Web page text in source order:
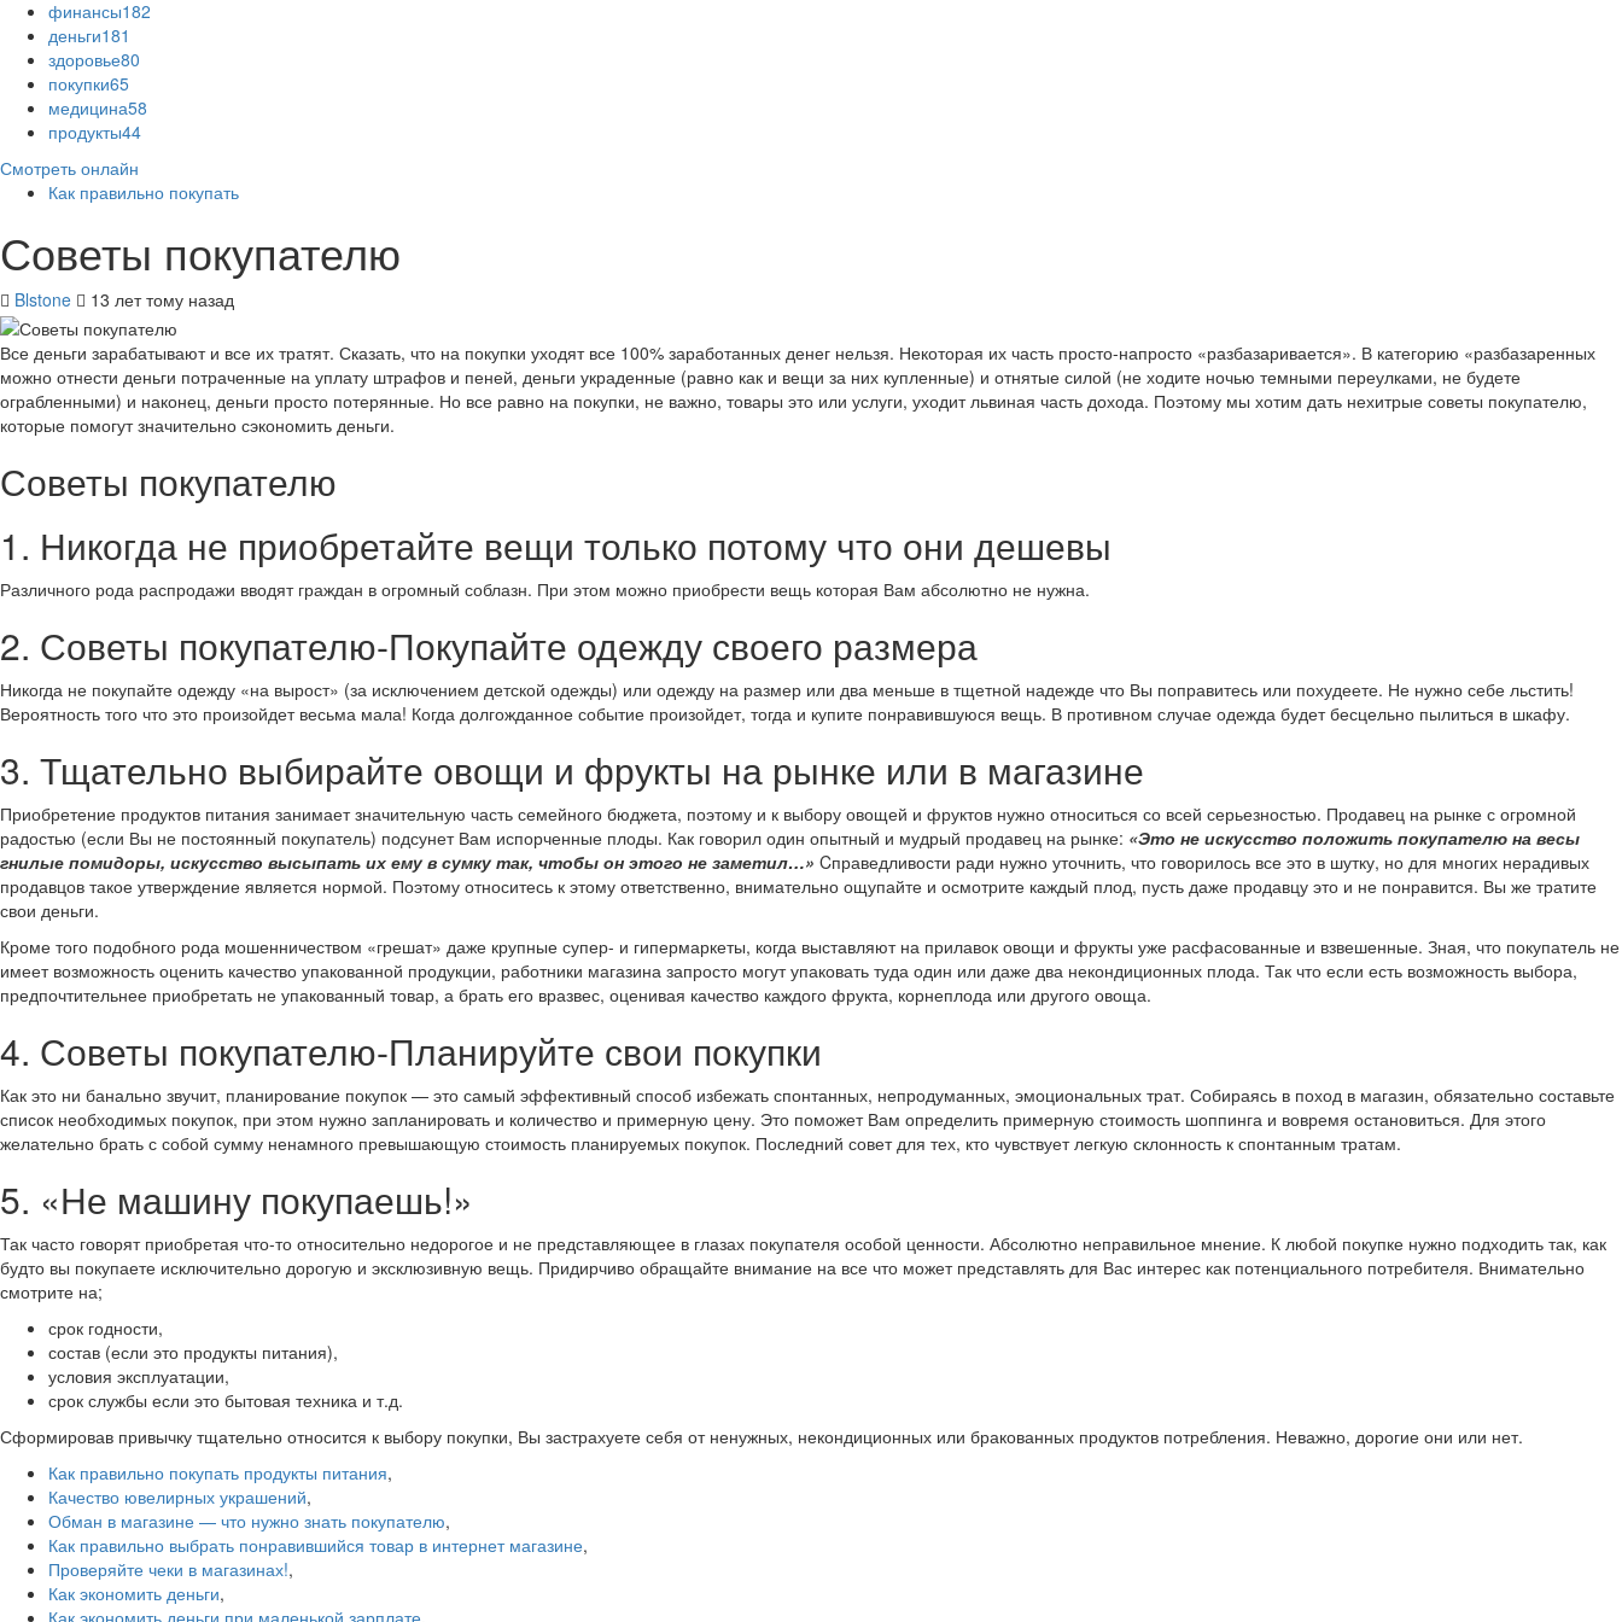
финансы182
деньги181
здоровье80
покупки65
медицина58
продукты44
Смотреть онлайн
Как правильно покупать
Советы покупателю
Blstone 13 лет тому назад
Все деньги зарабатывают и все их тратят. Сказать, что на покупки уходят все 100% заработанных денег нельзя. Некоторая их часть просто-напросто «разбазаривается». В категорию «разбазаренных
можно отнести деньги потраченные на уплату штрафов и пеней, деньги украденные (равно как и вещи за них купленные) и отнятые силой (не ходите ночью темными переулками, не будете
ограбленными) и наконец, деньги просто потерянные. Но все равно на покупки, не важно, товары это или услуги, уходит львиная часть дохода. Поэтому мы хотим дать нехитрые советы покупателю,
которые помогут значительно сэкономить деньги.
Советы покупателю
1. Никогда не приобретайте вещи только потому что они дешевы
Различного рода распродажи вводят граждан в огромный соблазн. При этом можно приобрести вещь которая Вам абсолютно не нужна.
2. Советы покупателю-Покупайте одежду своего размера
Никогда не покупайте одежду «на вырост» (за исключением детской одежды) или одежду на размер или два меньше в тщетной надежде что Вы поправитесь или похудеете. Не нужно себе льстить!
Вероятность того что это произойдет весьма мала! Когда долгожданное событие произойдет, тогда и купите понравившуюся вещь. В противном случае одежда будет бесцельно пылиться в шкафу.
3. Тщательно выбирайте овощи и фрукты на рынке или в магазине
Приобретение продуктов питания занимает значительную часть семейного бюджета, поэтому и к выбору овощей и фруктов нужно относиться со всей серьезностью. Продавец на рынке с огромной
радостью (если Вы не постоянный покупатель) подсунет Вам испорченные плоды. Как говорил один опытный и мудрый продавец на рынке: «Это не искусство положить покупателю на весы
гнилые помидоры, искусство высыпать их ему в сумку так, чтобы он этого не заметил…» Cправедливости ради нужно уточнить, что говорилось все это в шутку, но для многих нерадивых
продавцов такое утверждение является нормой. Поэтому относитесь к этому ответственно, внимательно ощупайте и осмотрите каждый плод, пусть даже продавцу это и не понравится. Вы же тратите
свои деньги.
Кроме того подобного рода мошенничеством «грешат» даже крупные супер- и гипермаркеты, когда выставляют на прилавок овощи и фрукты уже расфасованные и взвешенные. Зная, что покупатель не
имеет возможность оценить качество упакованной продукции, работники магазина запросто могут упаковать туда один или даже два некондиционных плода. Так что если есть возможность выбора,
предпочтительнее приобретать не упакованный товар, а брать его вразвес, оценивая качество каждого фрукта, корнеплода или другого овоща.
4. Советы покупателю-Планируйте свои покупки
Как это ни банально звучит, планирование покупок — это самый эффективный способ избежать спонтанных, непродуманных, эмоциональных трат. Собираясь в поход в магазин, обязательно составьте
список необходимых покупок, при этом нужно запланировать и количество и примерную цену. Это поможет Вам определить примерную стоимость шоппинга и вовремя остановиться. Для этого
желательно брать с собой сумму ненамного превышающую стоимость планируемых покупок. Последний совет для тех, кто чувствует легкую склонность к спонтанным тратам.
5. «Не машину покупаешь!»
Так часто говорят приобретая что-то относительно недорогое и не представляющее в глазах покупателя особой ценности. Абсолютно неправильное мнение. К любой покупке нужно подходить так, как
будто вы покупаете исключительно дорогую и эксклюзивную вещь. Придирчиво обращайте внимание на все что может представлять для Вас интерес как потенциального потребителя. Внимательно
смотрите на;
срок годности,
состав (если это продукты питания),
условия эксплуатации,
срок службы если это бытовая техника и т.д.
Сформировав привычку тщательно относится к выбору покупки, Вы застрахуете себя от ненужных, некондиционных или бракованных продуктов потребления. Неважно, дорогие они или нет.
Как правильно покупать продукты питания,
Качество ювелирных украшений,
Обман в магазине — что нужно знать покупателю,
Как правильно выбрать понравившийся товар в интернет магазине,
Проверяйте чеки в магазинах!,
Как экономить деньги,